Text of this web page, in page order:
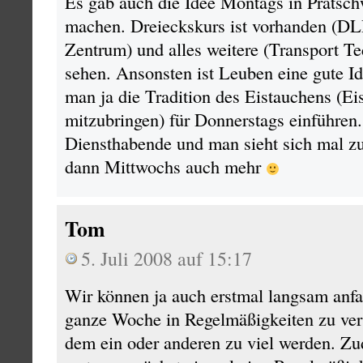
machen. Dreieckskurs ist vorhanden
Zentrum) und alles weitere (Transport
sehen. Ansonsten ist Leuben eine gute
man ja die Tradition des Eistauchens
mitzubringen) für Donnerstags
Diensthabende und man sieht sich mal
dann Mittwochs auch mehr
Tom
5. Juli 2008 auf 15:17
Wir können ja auch erstmal langsam
ganze Woche in Regelmäßigkeiten zu
dem ein oder anderen zu viel werden.